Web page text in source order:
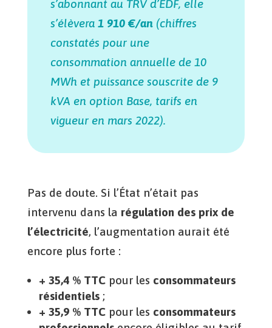
s’abonnant au TRV d’EDF, elle
s’élèvera 1 910 €/an (chiffres
constatés pour une
consommation annuelle de 10
MWh et puissance souscrite de 9
kVA en option Base, tarifs en
vigueur en mars 2022).
Pas de doute. Si l’État n’était pas
intervenu dans la régulation des prix de
l’électricité, l’augmentation aurait été
encore plus forte :
+ 35,4 % TTCpour les consommateurs
résidentiels;
+ 35,9 % TTCpour les consommateurs